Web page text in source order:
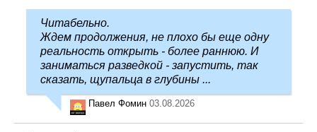
Читабельно.
Ждем продолжения, не плохо бы еще одну
реальность открыть - более раннюю. И
заниматься разведкой - запустить, так
сказать, щупальца в глубины ...
Павел Фомин 03.08.2026